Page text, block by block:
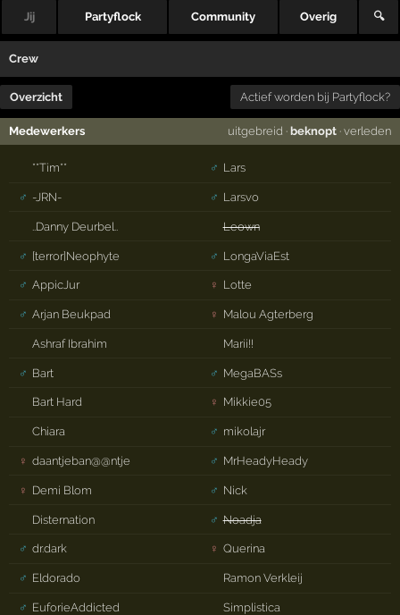
Jij Partyflock Community Overig 🔍
Crew
Overzicht Actief worden bij Partyflock?
Medewerkers uitgebreid · beknopt· verleden
**Tim**
♂ -JRN-
..Danny Deurbel..
♂ [terror]Neophyte
♂ AppicJur
♂ Arjan Beukpad
Ashraf Ibrahim
♂ Bart
Bart Hard
Chiara
♀ daantjeban@@ntje
♀ Demi Blom
Disternation
♂ dr.dark
♂ Eldorado
♂ EuforieAddicted
♂ Lars
♂ Larsvo
Leown
♂ LongaViaEst
♀ Lotte
♀ Malou Agterberg
Marii!!
♂ MegaBASs
♀ Mikkie05
♂ mikolajr
♂ MrHeadyHeady
♂ Nick
♂ Noadja
♀ Querina
Ramon Verkleij
Simplistica